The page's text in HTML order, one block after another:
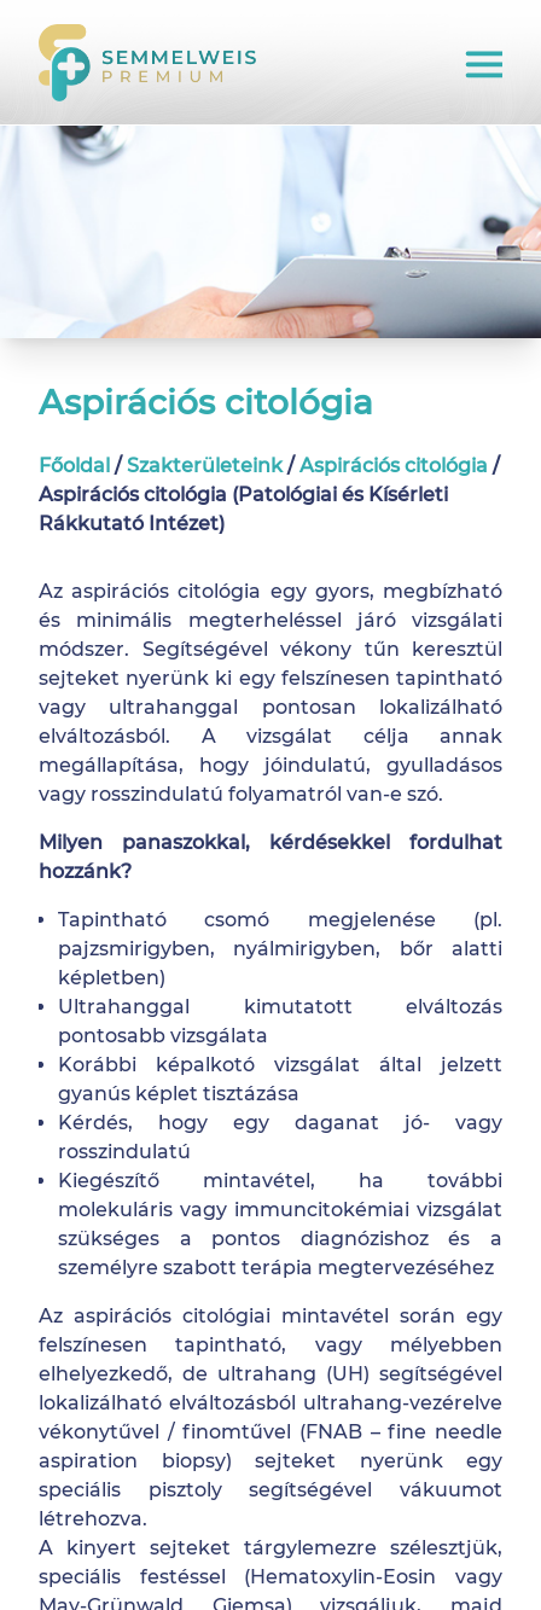
Aspirációs citológia
Főoldal / Szakterületeink / Aspirációs citológia /
Aspirációs citológia (Patológiai és Kísérleti
Rákkutató Intézet)
Az aspirációs citológia egy gyors, megbízható
és minimális megterheléssel járó vizsgálati
módszer. Segítségével vékony tűn keresztül
sejteket nyerünk ki egy felszínesen tapintható
vagy ultrahanggal pontosan lokalizálható
elváltozásból. A vizsgálat célja annak
megállapítása, hogy jóindulatú, gyulladásos
vagy rosszindulatú folyamatról van-e szó.
Milyen panaszokkal, kérdésekkel fordulhat
hozzánk?
Tapintható csomó megjelenése (pl.
pajzsmirigyben, nyálmirigyben, bőr alatti
képletben)
Ultrahanggal kimutatott elváltozás
pontosabb vizsgálata
Korábbi képalkotó vizsgálat által jelzett
gyanús képlet tisztázása
Kérdés, hogy egy daganat jó- vagy
rosszindulatú
Kiegészítő mintavétel, ha további
molekuláris vagy immuncitokémiai vizsgálat
szükséges a pontos diagnózishoz és a
személyre szabott terápia megtervezéséhez
Az aspirációs citológiai mintavétel során egy
felszínesen tapintható, vagy mélyebben
elhelyezkedő, de ultrahang (UH) segítségével
lokalizálható elváltozásból ultrahang-vezérelve
vékonytűvel / finomtűvel (FNAB – fine needle
aspiration biopsy) sejteket nyerünk egy
speciális pisztoly segítségével vákuumot
létrehozva.
A kinyert sejteket tárgylemezre szélesztjük,
speciális festéssel (Hematoxylin-Eosin vagy